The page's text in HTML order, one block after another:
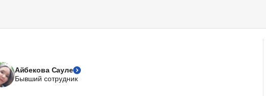
Айбекова Сауле
Бывший сотрудник